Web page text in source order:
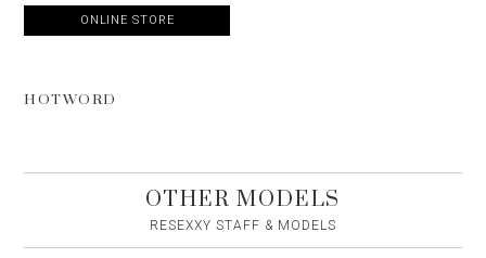
ONLINE STORE
HOTWORD
OTHER MODELS
RESEXXY STAFF & MODELS